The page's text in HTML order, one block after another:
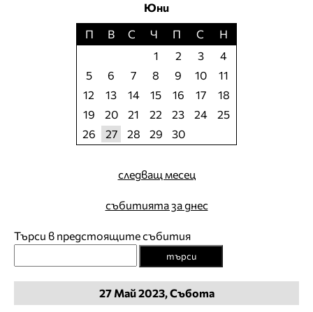
Юни
П
В С Ч П С
Н
1
2 3
4
5
6 7 8 9 10
11
12
13 14 15 16 17
18
19
20 21 22 23 24
25
26
27 28 29 30
следващ месец
събитията за днес
Търси в предстоящите събития
търси
27 Май2023, Събота